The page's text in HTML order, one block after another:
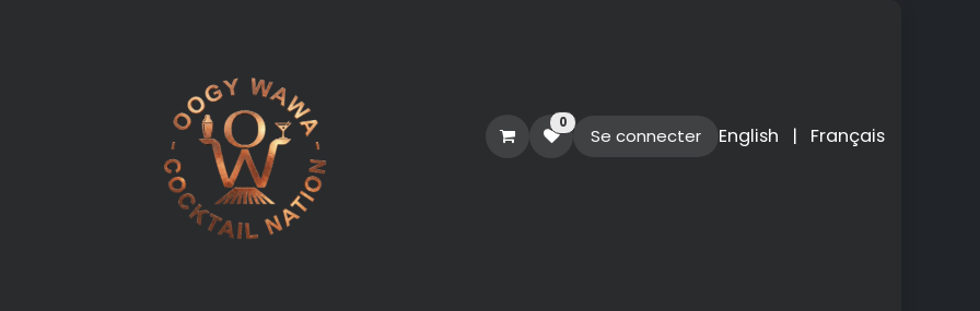
0
Se connecter English | Français